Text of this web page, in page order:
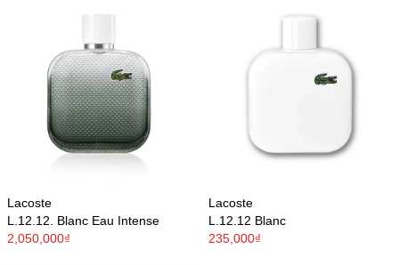
Lacoste
L.12.12. Blanc Eau Intense
2,050,000₫
Lacoste
L.12.12 Blanc
235,000₫